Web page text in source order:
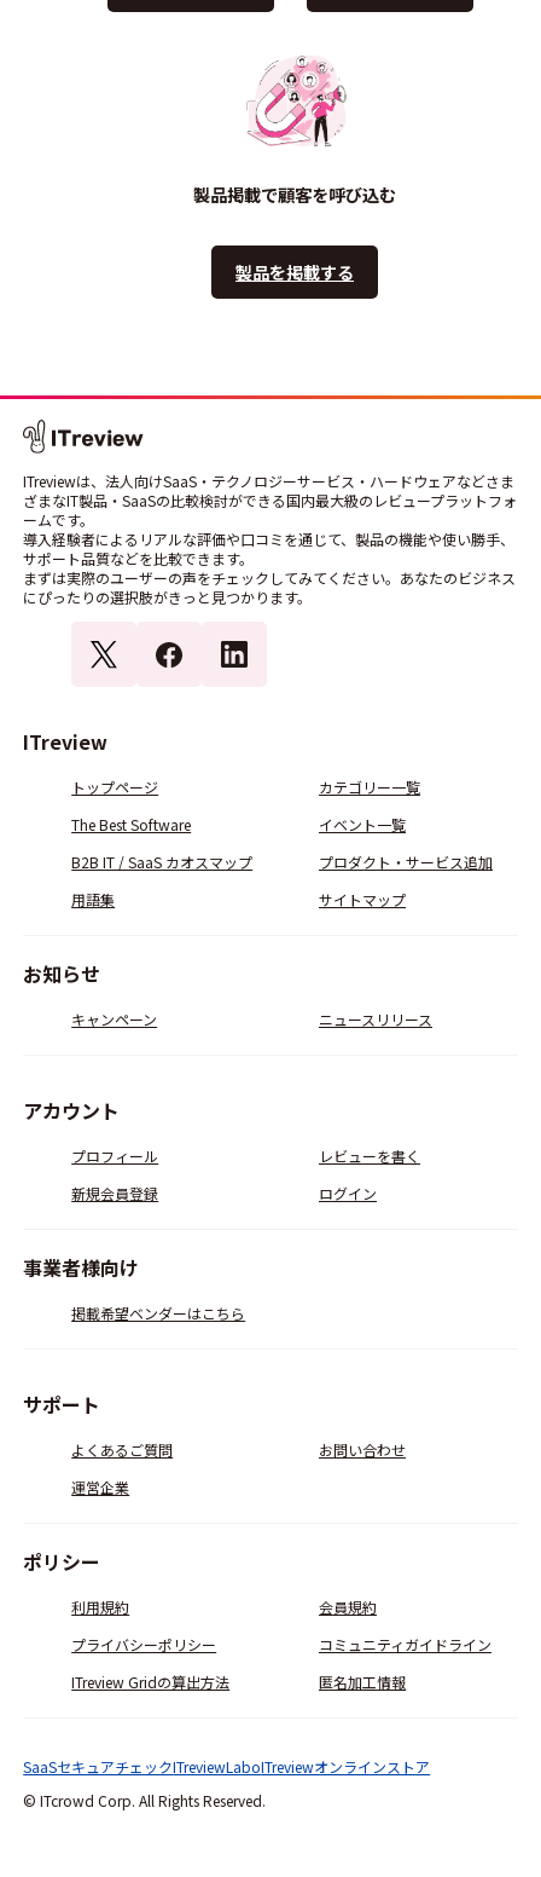
製品掲載で顧客を呼び込む
製品を掲載する
ITreviewは、法人向けSaaS・テクノロジーサービス・ハードウェアなどさま
ざまなIT製品・SaaSの比較検討ができる国内最大級のレビュープラットフォ
ームです。
導入経験者によるリアルな評価や口コミを通じて、製品の機能や使い勝手、
サポート品質などを比較できます。
まずは実際のユーザーの声をチェックしてみてください。あなたのビジネス
にぴったりの選択肢がきっと見つかります。
ITreview
トップページ
カテゴリー一覧
The Best Software
イベント一覧
B2B IT / SaaS カオスマップ
プロダクト・サービス追加
用語集
サイトマップ
お知らせ
キャンペーン ニュースリリース
アカウント
プロフィール
レビューを書く
新規会員登録
ログイン
事業者様向け
掲載希望ベンダーはこちら
サポート
よくあるご質問
お問い合わせ
運営企業
ポリシー
利用規約
会員規約
プライバシーポリシー
コミュニティガイドライン
ITreview Gridの算出方法
匿名加工情報
© ITcrowd Corp. All Rights Reserved.
SaaSセキュアチェックITreviewLaboITreviewオンラインストア